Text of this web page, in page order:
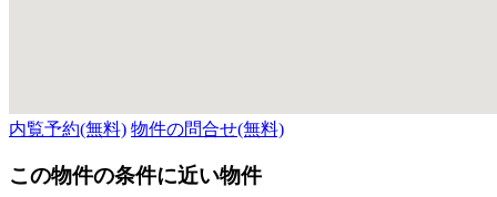
内覧予約(無料) 物件の問合せ(無料)
この物件の条件に近い物件